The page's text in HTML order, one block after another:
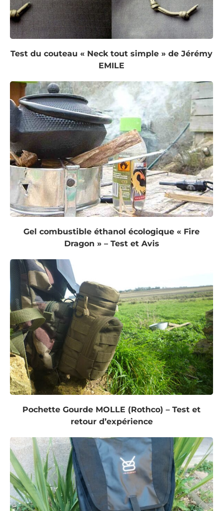
Test du couteau « Neck tout simple » de Jérémy
EMILE
Gel combustible éthanol écologique « Fire
Dragon » – Test et Avis
Pochette Gourde MOLLE (Rothco) – Test et
retour d’expérience